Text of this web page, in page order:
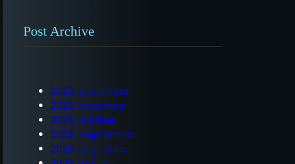
Post Archive
2023. december
2023. november
2023. október
2023. szeptember
2023. augusztus